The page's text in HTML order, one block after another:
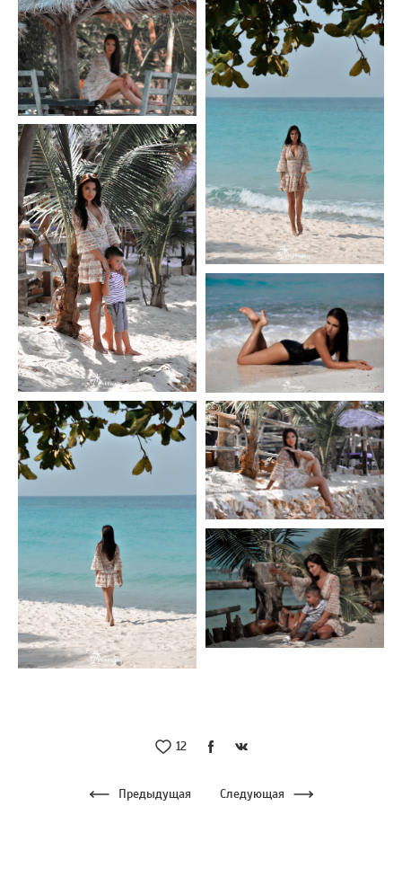
12
Предыдущая Следующая